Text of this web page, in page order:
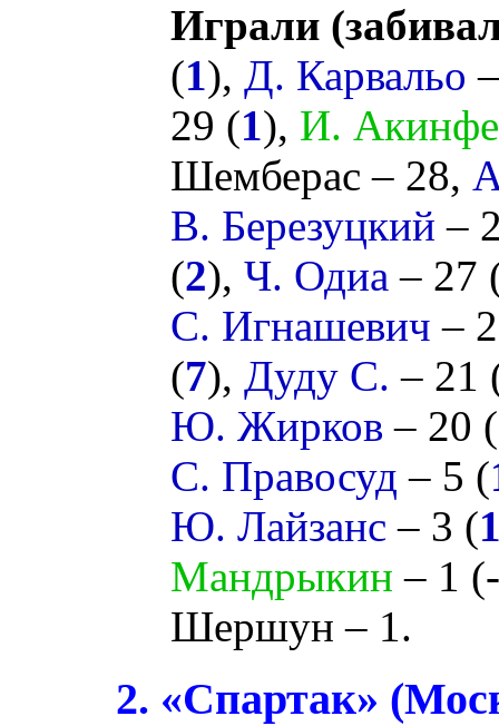
Играли
(1), Д. Карвальо
29 (1), И.
Шемберас – 28,
В. Березуцкий –
(2), Ч. Одиа – 27
С. Игнашевич –
(7), Дуду С. – 21
Ю. Жирков – 20 (
С. Правосуд – 5 (
Ю. Лайзанс – 3 (
Мандрыкин – 1 (
Шершун – 1.
2. «Спартак»